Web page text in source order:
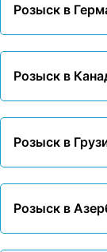
Розыск в
Розыск в
Розыск в
Розыск в